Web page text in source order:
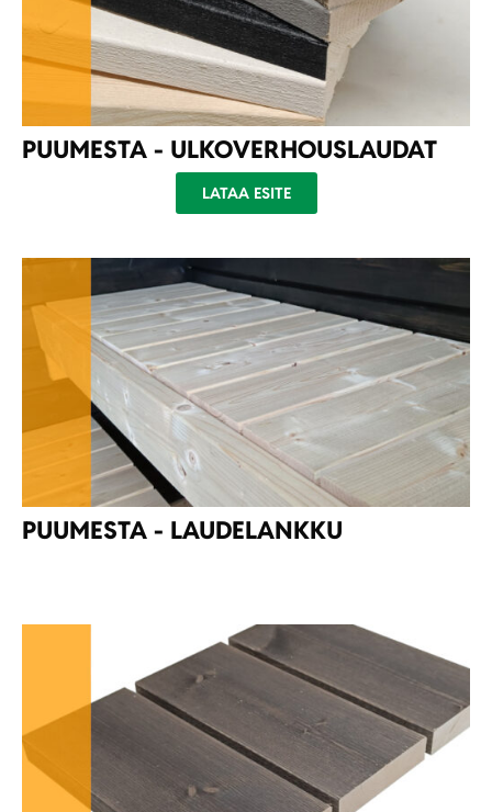
PUUMESTA - ULKOVERHOUSLAUDAT
LATAA ESITE
PUUMESTA - LAUDELANKKU